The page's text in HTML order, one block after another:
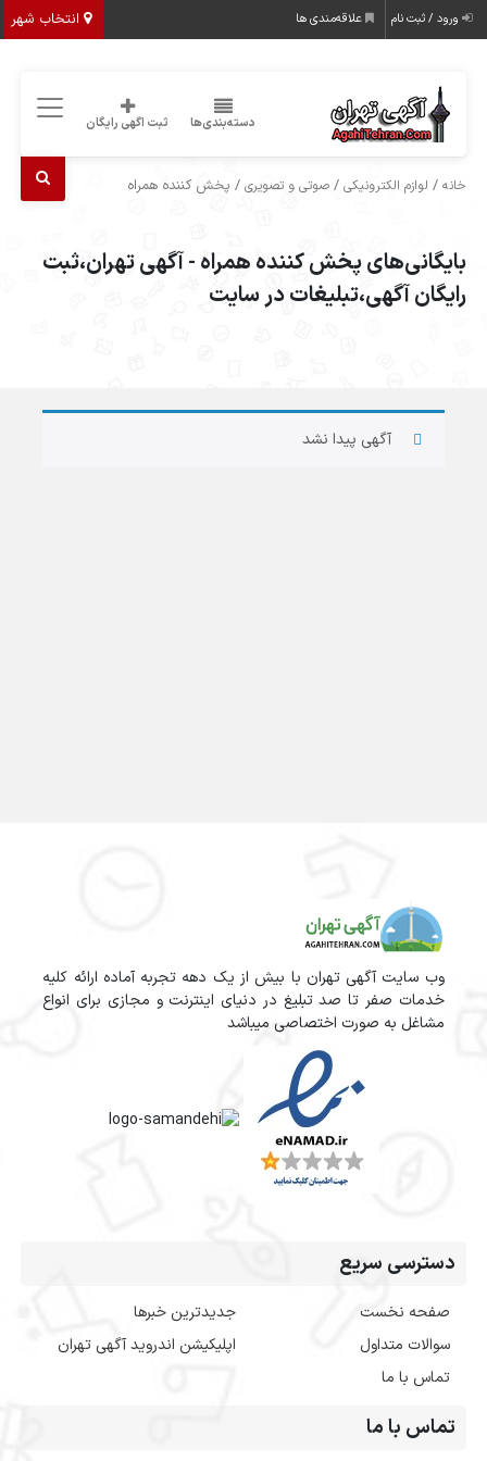
انتخاب شهر ورود / ثبت نام علاقه‌مندی ها
دسته‌بندی‌ها ثبت اگهی رایگان
خانه / لوازم الکترونیکی /صوتی و تصویری / پخش کننده همراه
بایگانی‌های پخش کننده همراه - آگهی تهران،ثبت
رایگان آگهی،تبلیغات در سایت
آگهی پیدا نشد
وب سایت آگهی تهران با بیش از یک دهه تجربه آماده ارائه کلیه
خدمات صفر تا صد تبلیغ در دنیای اینترنت و مجازی برای انواع
مشاغل به صورت اختصاصی میباشد
دسترسی سریع
صفحه نخست
سوالات متداول
تماس با ما
جدیدترین خبرها
اپلیکیشن اندروید آگهی تهران
تماس با ما